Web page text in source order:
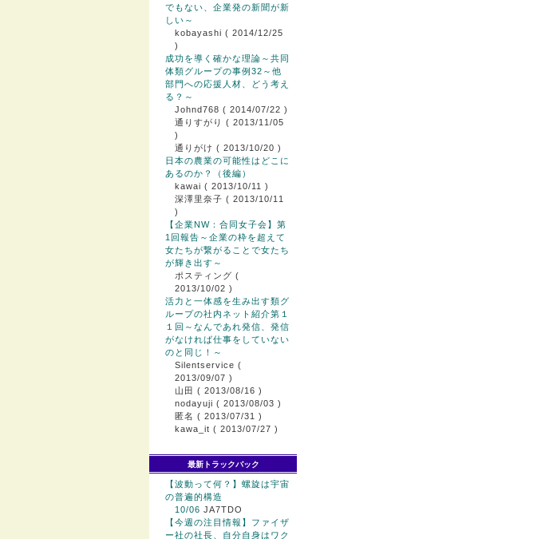
でもない、企業発の新聞が新
しい～
kobayashi ( 2014/12/25
)
成功を導く確かな理論～共同
体類グループの事例32～他
部門への応援人材、どう考え
る？～
Johnd768 ( 2014/07/22 )
通りすがり ( 2013/11/05
)
通りがけ ( 2013/10/20 )
日本の農業の可能性はどこに
あるのか？（後編）
kawai ( 2013/10/11 )
深澤里奈子 ( 2013/10/11
)
【企業NW：合同女子会】第
1回報告～企業の枠を超えて
女たちが繋がることで女たち
が輝き出す～
ポスティング (
2013/10/02 )
活力と一体感を生み出す類グ
ループの社内ネット紹介第１
１回～なんであれ発信、発信
がなければ仕事をしていない
のと同じ！～
Silentservice (
2013/09/07 )
山田 ( 2013/08/16 )
nodayuji ( 2013/08/03 )
匿名 ( 2013/07/31 )
kawa_it ( 2013/07/27 )
最新トラックバック
【波動って何？】螺旋は宇宙
の普遍的構造
10/06 JA7TDO
【今週の注目情報】ファイザ
ー社の社長、自分自身はワク